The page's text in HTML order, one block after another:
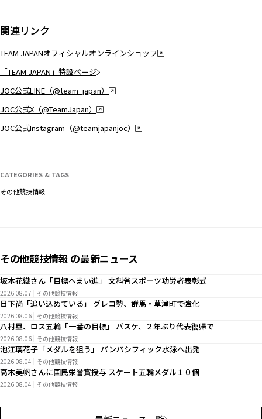
関連リンク
TEAM JAPANオフィシャルオンラインショップ
「TEAM JAPAN」特設ページ
JOC公式LINE（@team_japan）
JOC公式X（@TeamJapan）
JOC公式Instagram（@teamjapanjoc）
CATEGORIES & TAGS
その他競技情報
その他競技情報 の最新ニュース
坂本花織さん「目標へまい進」 文科省スポーツ功労者表彰式
2026.08.07 その他競技情報
日下尚「追い込めている」 グレコ勢、群馬・草津町で強化
2026.08.06 その他競技情報
八村塁、ロス五輪「一番の目標」 バスケ、２年ぶり代表復帰で
2026.08.06 その他競技情報
池江璃花子「メダルを狙う」 パンパシフィック水泳へ出発
2026.08.04 その他競技情報
高木美帆さんに国民栄誉賞授与 スケート五輪メダル１０個
2026.08.04 その他競技情報